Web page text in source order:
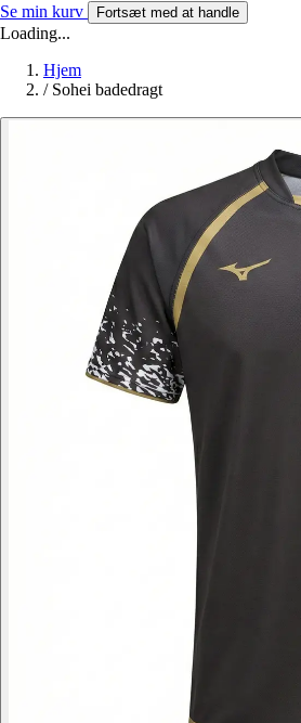
Se min kurv Fortsæt med at handle
Loading...
Hjem
/ Sohei badedragt